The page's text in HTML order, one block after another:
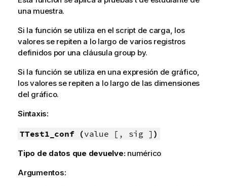
una muestra.
Si la función se utiliza en el script de carga, los
valores se repiten a lo largo de varios registros
definidos por una cláusula group by.
Si la función se utiliza en una expresión de gráfico,
los valores se repiten a lo largo de las dimensiones
del gráfico.
Sintaxis:
TTest1_conf (value [, sig ] )
Tipo de datos que devuelve: numérico
Argumentos: